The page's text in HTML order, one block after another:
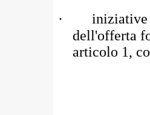
·
iniziative
dell'offerta
articolo 1,